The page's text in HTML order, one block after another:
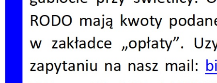
Dzień Działkowca 2025